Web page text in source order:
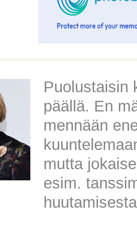
Puolustaisin
päällä. En
mennään
mutta
esim.